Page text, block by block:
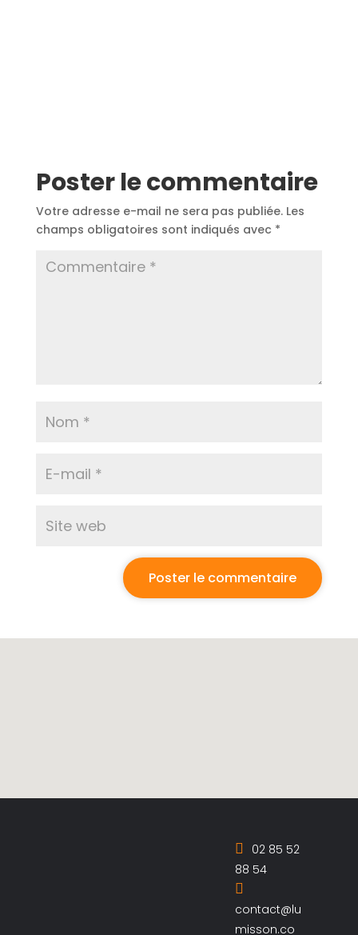
Poster le commentaire
Votre adresse e-mail ne sera pas publiée. Les
champs obligatoires sont indiqués avec *
02 85 52
88 54
contact@lu
misson.co